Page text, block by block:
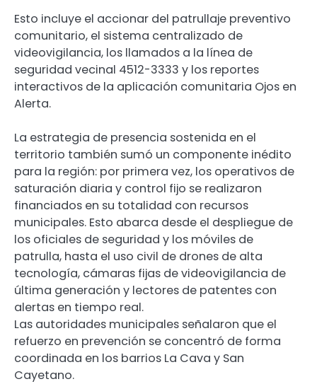
Esto incluye el accionar del patrullaje preventivo
comunitario, el sistema centralizado de
videovigilancia, los llamados a la línea de
seguridad vecinal 4512-3333 y los reportes
interactivos de la aplicación comunitaria Ojos en
Alerta.
La estrategia de presencia sostenida en el
territorio también sumó un componente inédito
para la región: por primera vez, los operativos de
saturación diaria y control fijo se realizaron
financiados en su totalidad con recursos
municipales. Esto abarca desde el despliegue de
los oficiales de seguridad y los móviles de
patrulla, hasta el uso civil de drones de alta
tecnología, cámaras fijas de videovigilancia de
última generación y lectores de patentes con
alertas en tiempo real.
Las autoridades municipales señalaron que el
refuerzo en prevención se concentró de forma
coordinada en los barrios La Cava y San
Cayetano.